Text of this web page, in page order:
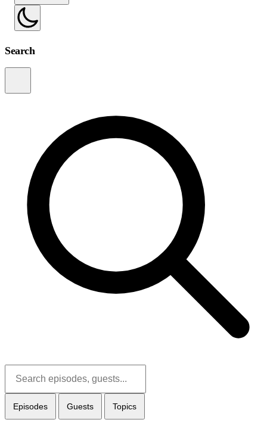
Search
Episodes Guests Topics